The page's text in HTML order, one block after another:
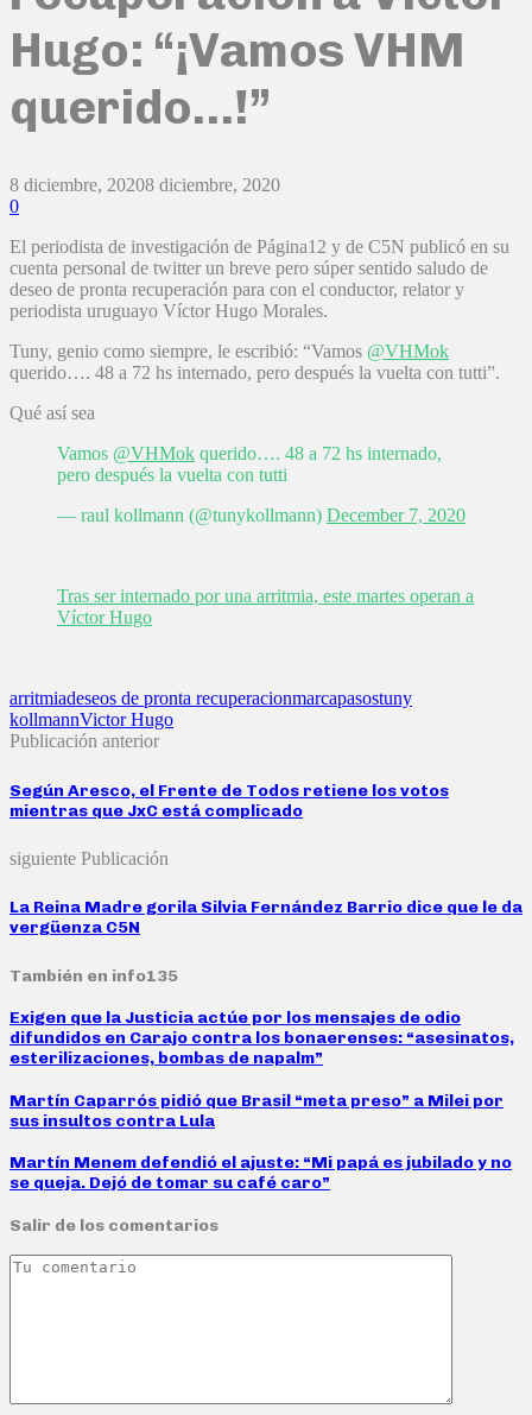
Hugo: “¡Vamos VHM
querido…!”
8 diciembre, 20208 diciembre, 2020
0
El periodista de investigación de Página12 y de C5N publicó en su
cuenta personal de twitter un breve pero súper sentido saludo de
deseo de pronta recuperación para con el conductor, relator y
periodista uruguayo Víctor Hugo Morales.
Tuny, genio como siempre, le escribió: “Vamos @VHMok
querido…. 48 a 72 hs internado, pero después la vuelta con tutti”.
Qué así sea
Vamos @VHMok querido…. 48 a 72 hs internado,
pero después la vuelta con tutti
— raul kollmann (@tunykollmann) December 7, 2020
Tras ser internado por una arritmia, este martes operan a
Víctor Hugo
arritmiadeseos de pronta recuperacionmarcapasostuny
kollmannVictor Hugo
Publicación anterior
Según Aresco, el Frente de Todos retiene los votos
mientras que JxC está complicado
siguiente Publicación
La Reina Madre gorila Silvia Fernández Barrio dice que le da
vergüenza C5N
También en info135
Exigen que la Justicia actúe por los mensajes de odio
difundidos en Carajo contra los bonaerenses: “asesinatos,
esterilizaciones, bombas de napalm”
Martín Caparrós pidió que Brasil “meta preso” a Milei por
sus insultos contra Lula
Martín Menem defendió el ajuste: “Mi papá es jubilado y no
se queja. Dejó de tomar su café caro”
Salir de los comentarios